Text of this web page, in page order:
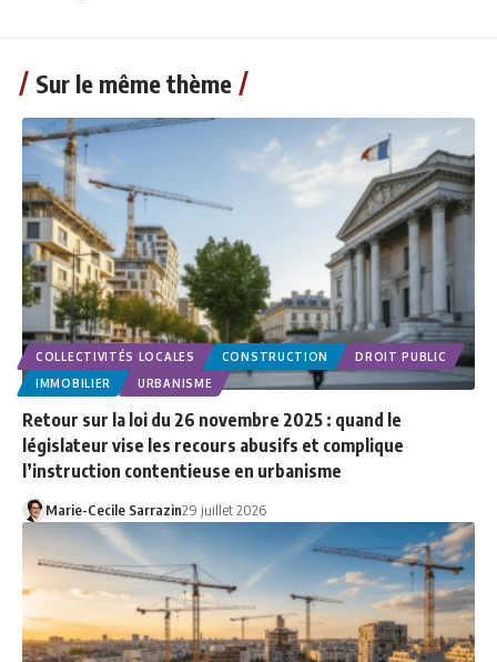
Sur le même thème
COLLECTIVITÉS LOCALES CONSTRUCTION
DROIT PUBLIC
IMMOBILIER
URBANISME
Retour sur la loi du 26 novembre 2025 : quand le
législateur vise les recours abusifs et complique
l’instruction contentieuse en urbanisme
Marie-Cecile Sarrazin29 juillet 2026